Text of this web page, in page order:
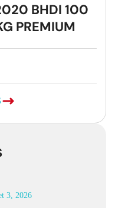
BHDI 100
PREMIUM
3, 2026